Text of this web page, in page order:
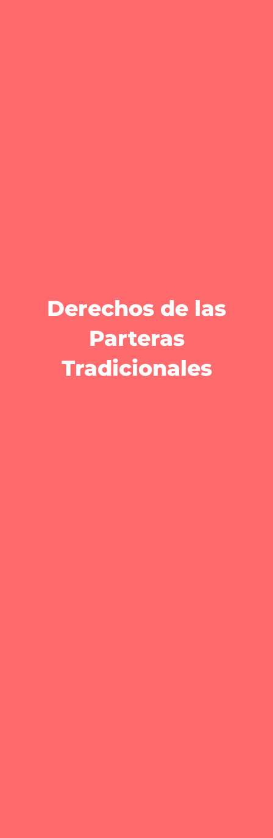
Derechos de las
Parteras
Tradicionales